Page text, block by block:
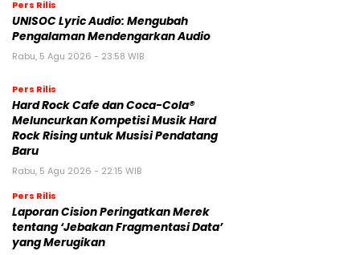
Pers Rilis
UNISOC Lyric Audio: Mengubah
Pengalaman Mendengarkan Audio
Rabu, 5 Agu 2026 - 23:58 WIB
Pers Rilis
Hard Rock Cafe dan Coca-Cola®
Meluncurkan Kompetisi Musik Hard
Rock Rising untuk Musisi Pendatang
Baru
Rabu, 5 Agu 2026 - 22:15 WIB
Pers Rilis
Laporan Cision Peringatkan Merek
tentang ‘Jebakan Fragmentasi Data’
yang Merugikan